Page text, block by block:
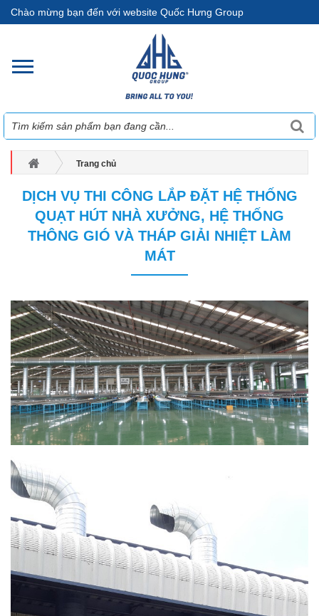
Chào mừng bạn đến với website Quốc Hưng Group
Trang chủ
Dịch vụ thi công lắp đặt Hệ Thống Quạt Hút Nhà Xưởng, Hệ Thống
Thông Gió và Tháp Giải Nhiệt Làm Mát
DỊCH VỤ THI CÔNG LẮP ĐẶT HỆ THỐNG
QUẠT HÚT NHÀ XƯỞNG, HỆ THỐNG
THÔNG GIÓ VÀ THÁP GIẢI NHIỆT LÀM
MÁT